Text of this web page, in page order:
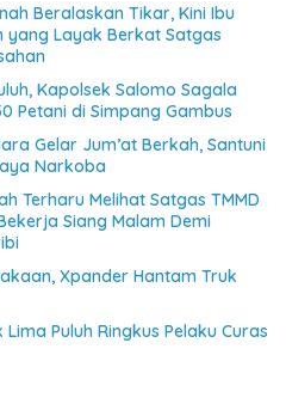
Beralaskan Tikar, Kini Ibu
yang Layak Berkat Satgas
Kapolsek Salomo Sagala
Petani di Simpang Gambus
Gelar Jum’at Berkah, Santuni
Narkoba
Terharu Melihat Satgas TMMD
Siang Malam Demi
Xpander Hantam Truk
Puluh Ringkus Pelaku Curas